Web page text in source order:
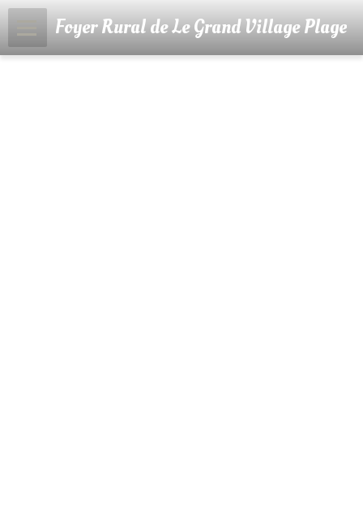
Foyer Rural de Le Grand Village Plage